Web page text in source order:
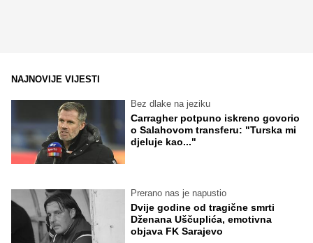
NAJNOVIJE VIJESTI
Bez dlake na jeziku
Carragher potpuno iskreno govorio
o Salahovom transferu: "Turska mi
djeluje kao..."
Prerano nas je napustio
Dvije godine od tragične smrti
Dženana Uščuplića, emotivna
objava FK Sarajevo